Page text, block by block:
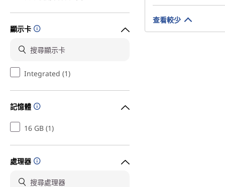
顯示卡
Integrated (1)
記憶體
16 GB (1)
處理器
查看較少